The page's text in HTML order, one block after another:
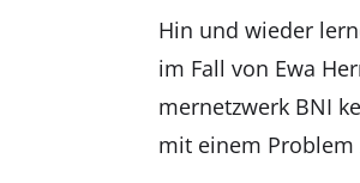
Hin und wie­der
im Fall von Ewa
mer­netz­werk BNI
mit einem Pro­blem